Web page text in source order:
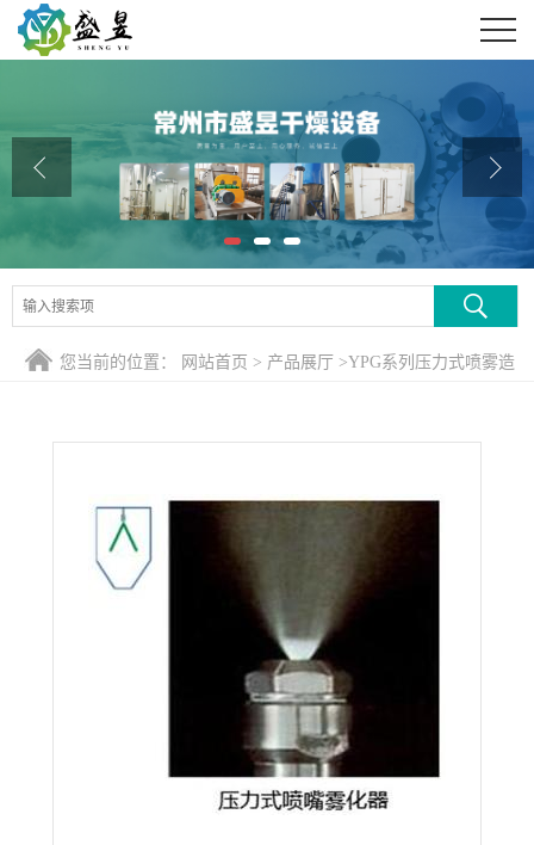
公司介绍
公司动态
产品展厅
证书荣誉
联系方式
您当前的位置： 网站首页 > 产品展厅 >YPG系列压力式喷雾造